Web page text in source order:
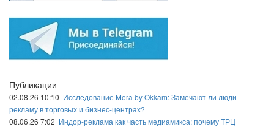
Публикации
02.08.26 10:10 Исследование Mera by Okkam: Замечают ли люди
рекламу в торговых и бизнес-центрах?
08.06.26 7:02 Индор-реклама как часть медиамикса: почему ТРЦ